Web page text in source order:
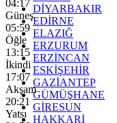
DİYARBAKIR
EDİRNE
ELAZIĞ
ERZURUM
ERZİNCAN
ESKİŞEHİR
GAZİANTEP
GÜMÜŞHANE
GİRESUN
HAKKARİ
04:17
Güneş
05:59
Öğle
13:15
İkindi
17:07
Akşam
20:21
Yatsı